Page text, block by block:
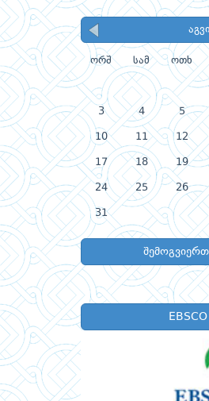
ორშ სამ ოთხ
3 4 5
10 11 12
17 18 19
24 25 26
31